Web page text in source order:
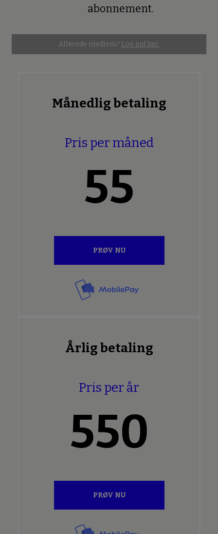
abonnement.
Allerede medlem? Log ind her.
Månedlig betaling
Pris per måned
55
PRØV NU
Årlig betaling
Pris per år
550
PRØV NU